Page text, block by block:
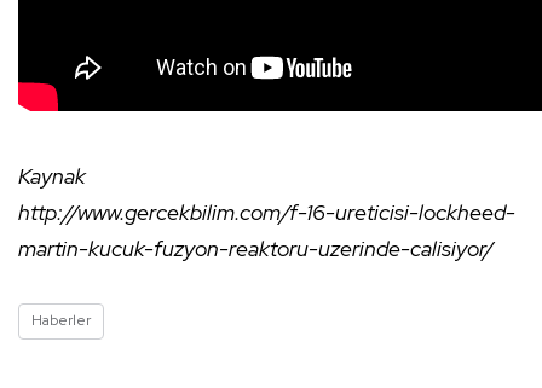
Kaynak
http://www.gercekbilim.com/f-16-ureticisi-lockheed-
martin-kucuk-fuzyon-reaktoru-uzerinde-calisiyor/
Haberler